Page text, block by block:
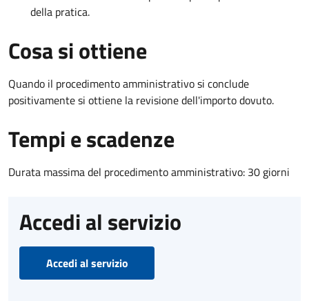
della pratica.
Cosa si ottiene
Quando il procedimento amministrativo si conclude
positivamente si ottiene la revisione dell'importo dovuto.
Tempi e scadenze
Durata massima del procedimento amministrativo: 30 giorni
Accedi al servizio
Accedi al servizio